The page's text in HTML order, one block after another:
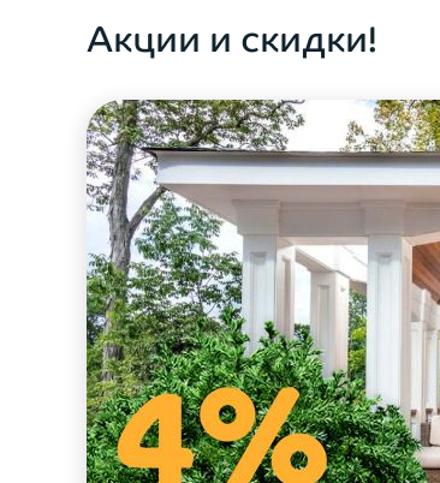
Акции и скидки!